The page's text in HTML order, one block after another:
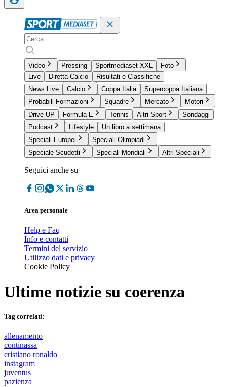
Video Pressing Sportmediaset XXL
Foto
Live
Diretta Calcio
Risultati e Classifiche
News Live
Calcio Coppa Italia
Supercoppa Italiana
Probabili Formazioni
Squadre Mercato
Motori
Drive UP
Formula E Tennis Altri Sport
Sondaggi
Podcast
Lifestyle
Un libro a settimana
Speciali Europei
Speciali Olimpiadi
Speciale Scudetti
Speciali Mondiali Altri Speciali
Seguici anche su
Area personale
Help e Faq
Info e contatti
Termini del servizio
Utilizzo dati e privacy
Cookie Policy
Ultime notizie su coerenza
Tag correlati:
allenamento
continassa
cristiano ronaldo
instagram
juventus
pazienza